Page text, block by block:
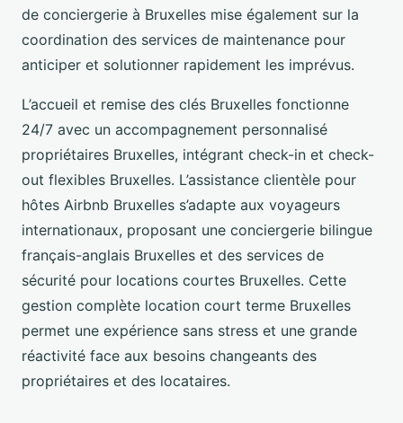
de conciergerie à Bruxelles mise également sur la
coordination des services de maintenance pour
anticiper et solutionner rapidement les imprévus.
L’accueil et remise des clés Bruxelles fonctionne
24/7 avec un accompagnement personnalisé
propriétaires Bruxelles, intégrant check-in et check-
out flexibles Bruxelles. L’assistance clientèle pour
hôtes Airbnb Bruxelles s’adapte aux voyageurs
internationaux, proposant une conciergerie bilingue
français-anglais Bruxelles et des services de
sécurité pour locations courtes Bruxelles. Cette
gestion complète location court terme Bruxelles
permet une expérience sans stress et une grande
réactivité face aux besoins changeants des
propriétaires et des locataires.